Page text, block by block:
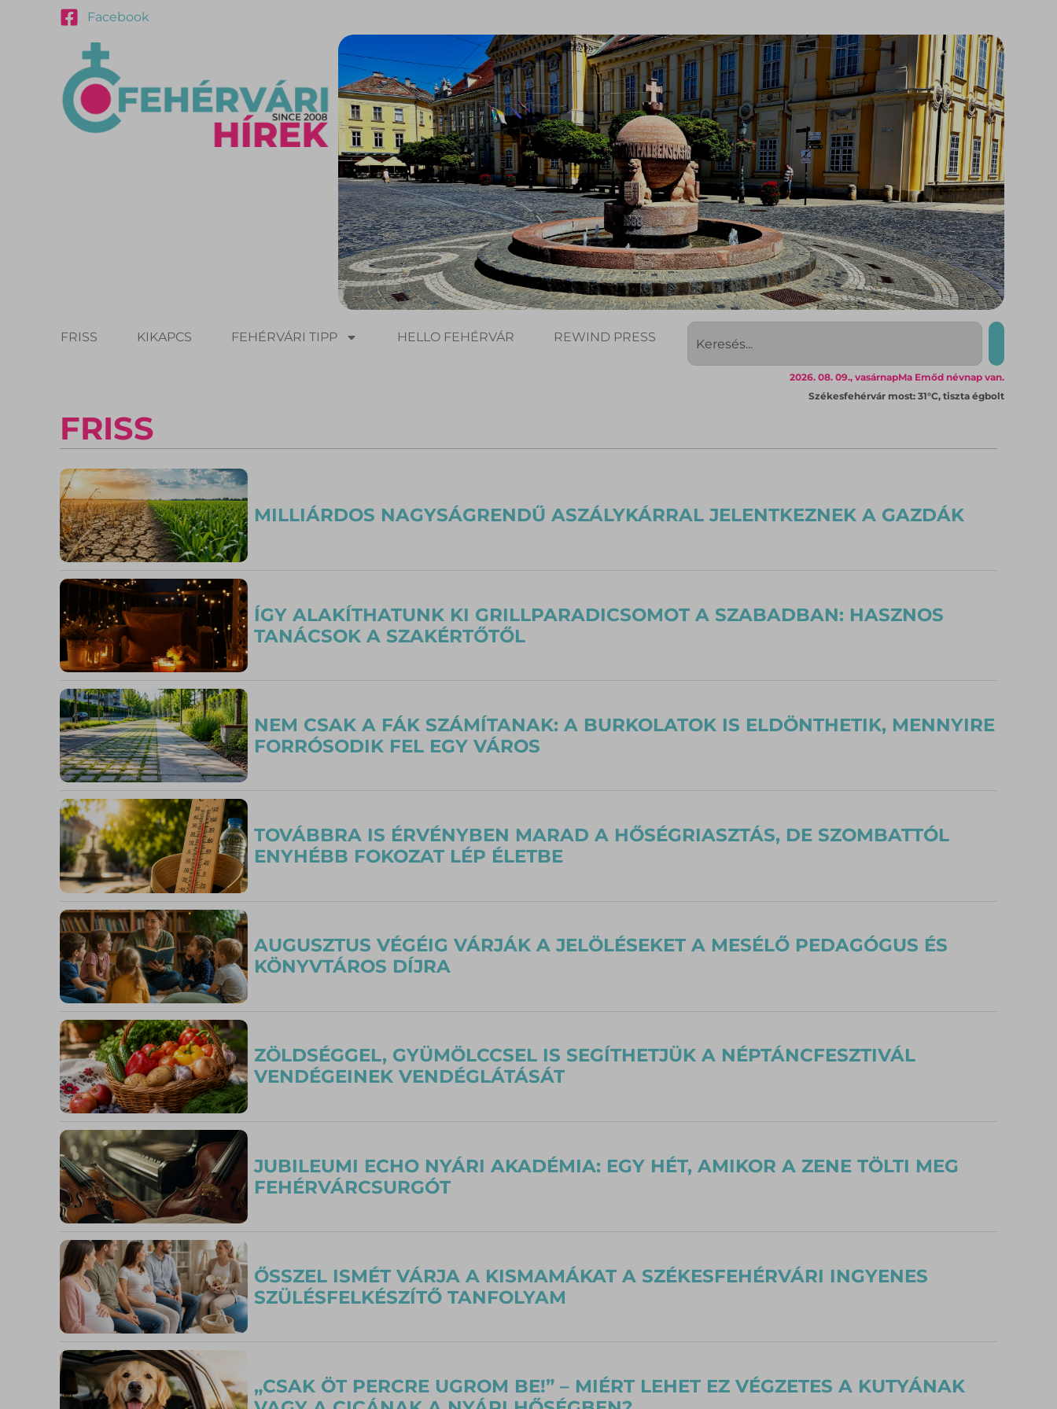
Facebook
FRISS KIKAPCS FEHÉRVÁRI TIPP HELLO FEHÉRVÁR REWIND PRESS
Ma Emőd névnap van.
2026. 08. 09., vasárnap
Székesfehérvár most: 31°C, tiszta égbolt
FRISS
MILLIÁRDOS NAGYSÁGRENDŰ ASZÁLYKÁRRAL JELENTKEZNEK A GAZDÁK
ÍGY ALAKÍTHATUNK KI GRILLPARADICSOMOT A SZABADBAN: HASZNOS
TANÁCSOK A SZAKÉRTŐTŐL
NEM CSAK A FÁK SZÁMÍTANAK: A BURKOLATOK IS ELDÖNTHETIK, MENNYIRE
FORRÓSODIK FEL EGY VÁROS
TOVÁBBRA IS ÉRVÉNYBEN MARAD A HŐSÉGRIASZTÁS, DE SZOMBATTÓL
ENYHÉBB FOKOZAT LÉP ÉLETBE
AUGUSZTUS VÉGÉIG VÁRJÁK A JELÖLÉSEKET A MESÉLŐ PEDAGÓGUS ÉS
KÖNYVTÁROS DÍJRA
ZÖLDSÉGGEL, GYÜMÖLCCSEL IS SEGÍTHETJÜK A NÉPTÁNCFESZTIVÁL
VENDÉGEINEK VENDÉGLÁTÁSÁT
JUBILEUMI ECHO NYÁRI AKADÉMIA: EGY HÉT, AMIKOR A ZENE TÖLTI MEG
FEHÉRVÁRCSURGÓT
ŐSSZEL ISMÉT VÁRJA A KISMAMÁKAT A SZÉKESFEHÉRVÁRI INGYENES
SZÜLÉSFELKÉSZÍTŐ TANFOLYAM
„CSAK ÖT PERCRE UGROM BE!” – MIÉRT LEHET EZ VÉGZETES A KUTYÁNAK